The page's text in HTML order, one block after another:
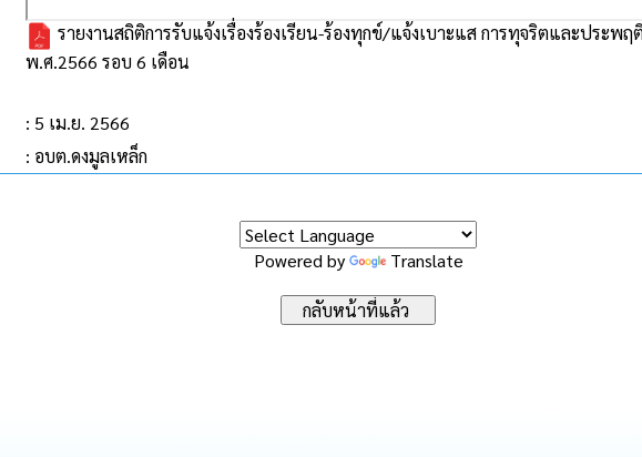
รายงานสถิติการรับแจ้งเรื่องร้องเรียน-ร้องทุกข์/แจ้งเบาะแส การทุจริตและประพ
พ.ศ.2566 รอบ 6 เดือน
: 5 เม.ย. 2566
: อบต.ดงมูลเหล็ก
Powered by Translate